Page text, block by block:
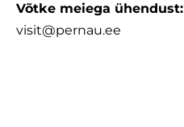
Võtke meiega ühendust:
visit@pernau.ee